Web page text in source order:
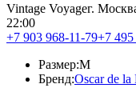
Vintage Voyageг.
22:00
+7 903 968-11-79+7 495
Бренд:Oscar de la
Размер:M